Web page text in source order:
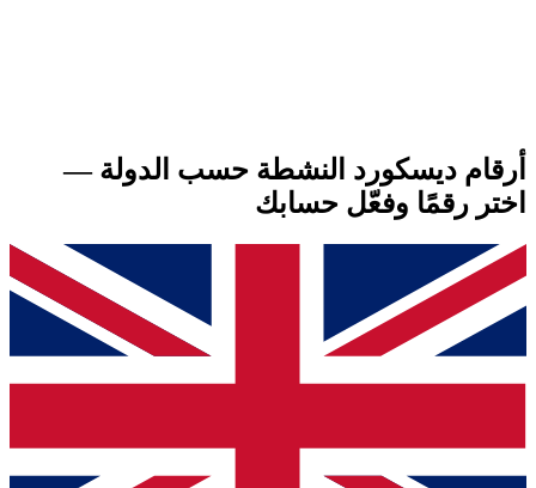
أرقام ديسكورد النشطة حسب الدولة —
اختر رقمًا وفعّل حسابك